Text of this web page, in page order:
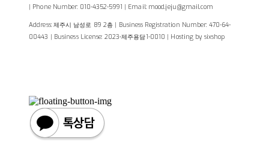
| Phone Number: 010-4352-5991 | Email: mood.jeju@gmail.com
Address: 제주시 남성로 89 2층 | Business Registration Number: 470-64-
00443 | Business License: 2023-제주용담1-0010 | Hosting by sixshop